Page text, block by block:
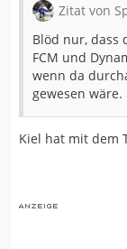
Zitat von
Blöd nur, dass
FCM und
wenn da
gewesen wäre.
Kiel hat mit dem